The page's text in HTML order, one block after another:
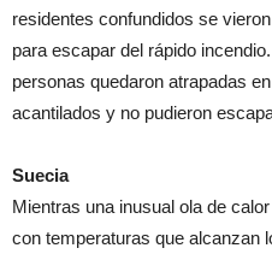
residentes confundidos se
para escapar del rápido
personas quedaron atrapadas
acantilados y no pudieron
Suecia
Mientras una inusual ola de
con temperaturas que alcanzan